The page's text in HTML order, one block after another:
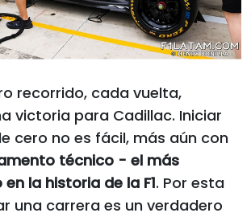
recorrido, cada vuelta,
victoria para Cadillac. Iniciar
cero no es fácil, más aún con
técnico - el más
la historia de la F1. Por esta
una carrera es un verdadero